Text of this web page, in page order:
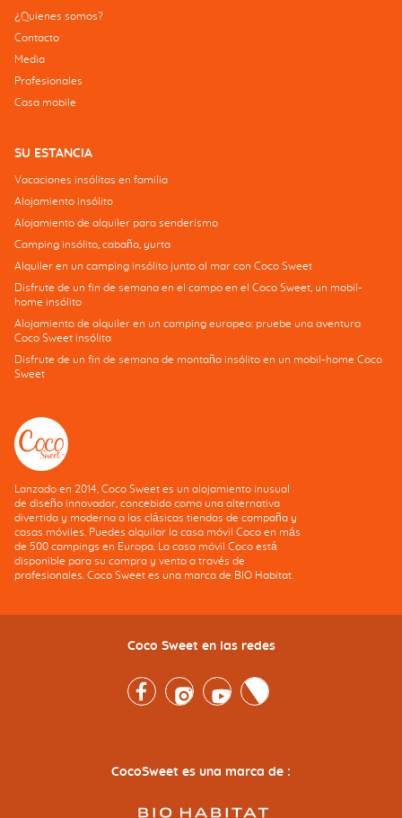
¿Quienes somos?
Contacto
Media
Profesionales
Casa mobile
SU ESTANCIA
Vacaciones insólitas en familia
Alojamiento insólito
Alojamiento de alquiler para senderismo
Camping insólito, cabaña, yurta
Alquiler en un camping insólito junto al mar con Coco Sweet
Disfrute de un fin de semana en el campo en el Coco Sweet, un mobil-
home insólito
Alojamiento de alquiler en un camping europeo: pruebe una aventura
Coco Sweet insólita
Disfrute de un fin de semana de montaña insólito en un mobil-home Coco
Sweet
Lanzado en 2014, Coco Sweet es un alojamiento inusual
de diseño innovador, concebido como una alternativa
divertida y moderna a las clásicas tiendas de campaña y
casas móviles. Puedes alquilar la casa móvil Coco en más
de 500 campings en Europa. La casa móvil Coco está
disponible para su compra y venta a través de
profesionales. Coco Sweet es una marca de BIO Habitat.
Coco Sweet en las redes
FacebookInstagramYoutubeTwitter
CocoSweet es una marca de :